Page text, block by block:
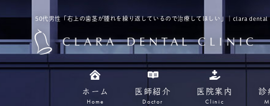
50代男性「右上の歯茎が腫れを繰り返しているので治療してほしい」｜clara
ホーム
Home
医師紹介
Doctor
医院案内
Clinic
診